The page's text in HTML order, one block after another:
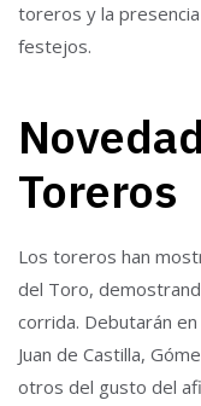
toreros y la
festejos.
Toreros
Los toreros han
del Toro,
corrida. Debutarán
Juan de Castilla,
otros del gusto del